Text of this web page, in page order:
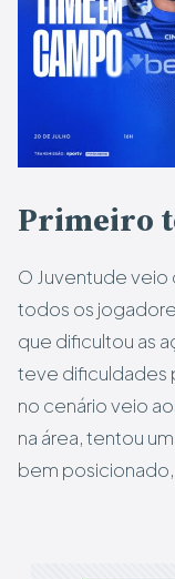
Primeiro
O Juventude
todos os
que dificultou as
teve dificuldades
no cenário veio
na área, tentou
bem